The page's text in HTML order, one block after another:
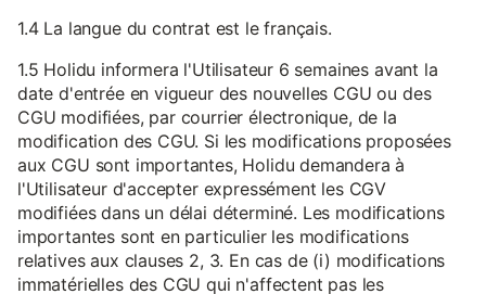
1.4 La langue du contrat est le français.
1.5 Holidu informera l'Utilisateur 6 semaines avant la
date d'entrée en vigueur des nouvelles CGU ou des
CGU modifiées, par courrier électronique, de la
modification des CGU. Si les modifications proposées
aux CGU sont importantes, Holidu demandera à
l'Utilisateur d'accepter expressément les CGV
modifiées dans un délai déterminé. Les modifications
importantes sont en particulier les modifications
relatives aux clauses 2, 3. En cas de (i) modifications
immatérielles des CGU qui n'affectent pas les